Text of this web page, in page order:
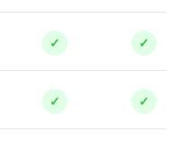
✓ ✓
✓ ✓